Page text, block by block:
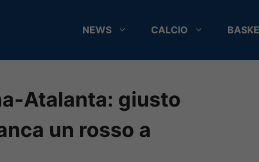
NEWS CALCIO
Atalanta: giusto
un rosso a